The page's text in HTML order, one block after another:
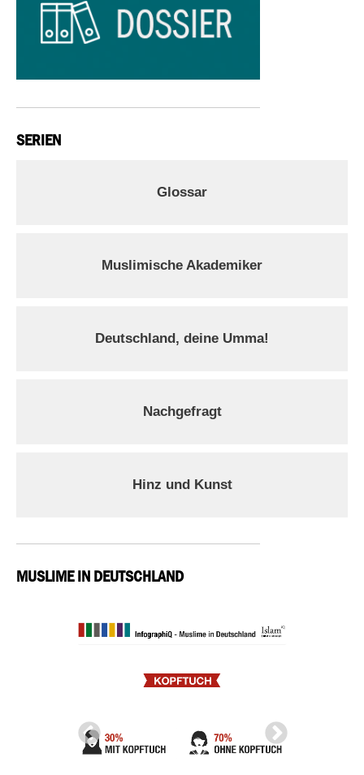
SERIEN
Glossar
Muslimische Akademiker
Deutschland, deine Umma!
Nachgefragt
Hinz und Kunst
MUSLIME IN DEUTSCHLAND